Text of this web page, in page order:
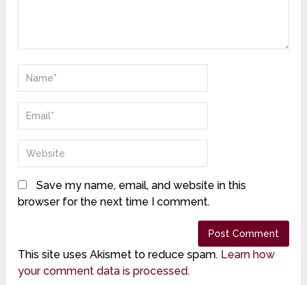
Save my name, email, and website in this
browser for the next time I comment.
This site uses Akismet to reduce spam. Learn how
your comment data is processed.